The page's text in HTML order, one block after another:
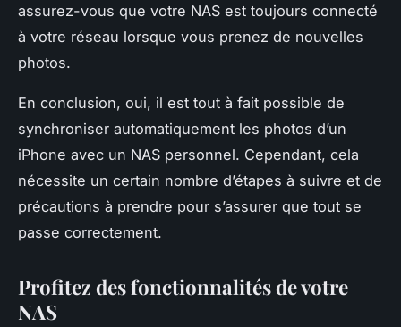
assurez-vous que votre NAS est toujours connecté
à votre réseau lorsque vous prenez de nouvelles
photos.
En conclusion, oui, il est tout à fait possible de
synchroniser automatiquement les photos d’un
iPhone avec un NAS personnel. Cependant, cela
nécessite un certain nombre d’étapes à suivre et de
précautions à prendre pour s’assurer que tout se
passe correctement.
Profitez des fonctionnalités de votre
NAS